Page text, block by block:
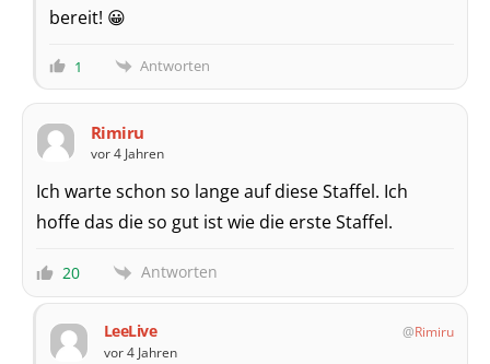
bereit! 😀
1 Antworten
Rimiru
vor 4 Jahren
Ich warte schon so lange auf diese Staffel. Ich
hoffe das die so gut ist wie die erste Staffel.
20 Antworten
LeeLive
Rimiru
vor 4 Jahren